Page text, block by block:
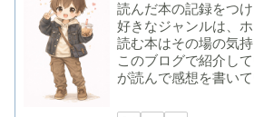
読んだ本の記録をつけ
好きなジャンルは、ホ
読む本はその場の気持
このブログで紹介し
が読んで感想を書いて